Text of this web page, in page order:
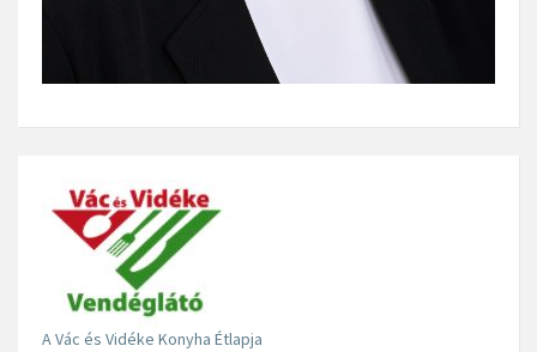
A Vác és Vidéke Konyha Étlapja